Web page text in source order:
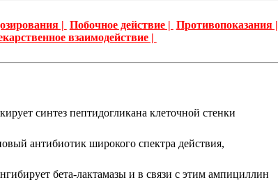
| Побочное действие | Противопоказания |
взаимодействие |
синтез пептидогликана клеточной стенки
антибиотик широкого спектра действия,
бета-лактамазы и в связи с этим ампициллин